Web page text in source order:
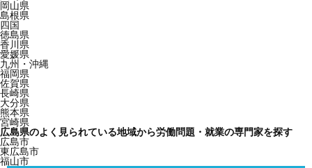
岡山県
島根県
四国
徳島県
香川県
愛媛県
九州・沖縄
福岡県
佐賀県
長崎県
大分県
熊本県
宮崎県
広島県のよく見られている地域から労働問題・就業の専門家を探す
広島市
東広島市
福山市